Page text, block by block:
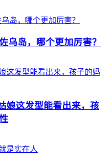
乌岛，哪个更加厉害？
娘这发型能看出来，孩